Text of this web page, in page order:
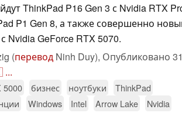
ThinkPad P16 Gen 3 с Nvidia RTX
P1 Gen 8, а также совершенно
Nvidia GeForce RTX 5070.
(перевод Ninh Duy), Опубликовано
...
5000 бизнес ноутбуки
ThinkPad
Windows Intel Arrow Lake Nvidia